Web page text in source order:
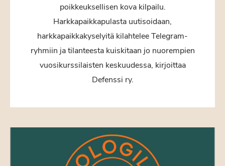
poikkeuksellisen kova kilpailu.
Harkkapaikkapulasta uutisoidaan,
harkkapaikkakyselyitä kilahtelee Telegram-
ryhmiin ja tilanteesta kuiskitaan jo nuorempien
vuosikurssilaisten keskuudessa, kirjoittaa
Defenssi ry.